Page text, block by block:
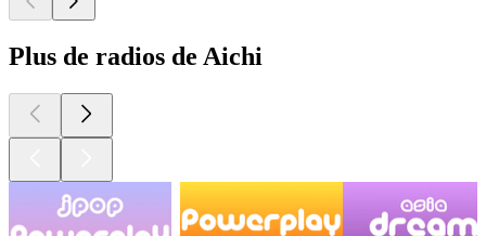
Plus de radios de Aichi